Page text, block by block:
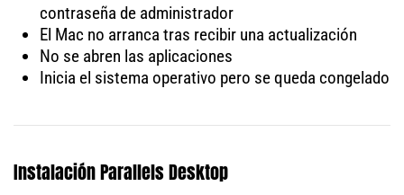
contraseña de administrador
El Mac no arranca tras recibir una actualización
No se abren las aplicaciones
Inicia el sistema operativo pero se queda congelado
Instalación Parallels Desktop